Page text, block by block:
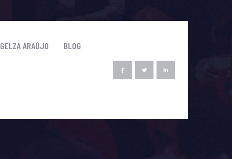
GELZA ARAÚJO BLOG